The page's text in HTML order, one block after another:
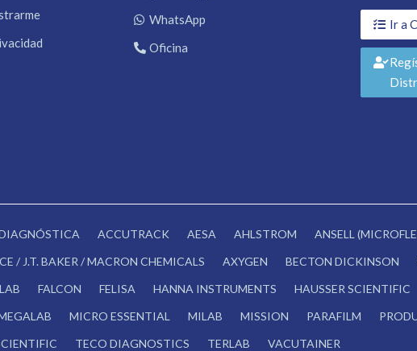
WhatsApp
Oficina
Ir a
ACCUTRACK AESA AHLSTROM
ANSELL
/ J.T. BAKER / MACRON CHEMICALS AXYGEN BECTON DICKINSON
FALCON FELISA HANNA INSTRUMENTS HAUSSER SCIENTIFIC
MICRO ESSENTIAL MILAB MISSION PARAFILM
TECO DIAGNOSTICS TERLAB VACUTAINER